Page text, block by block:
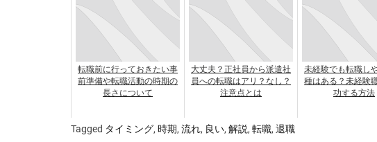
転職前に行っておきたい事
前準備や転職活動の時期の
長さについて
大丈夫？正社員から派遣社
員への転職はアリ？なし？
注意点とは
未経験でも転職し
種はある？未経験
功する方法
Tagged タイミング, 時期, 流れ, 良い, 解説, 転職, 退職